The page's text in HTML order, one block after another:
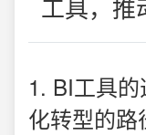
工具，推
1. BI工具
化转型的路